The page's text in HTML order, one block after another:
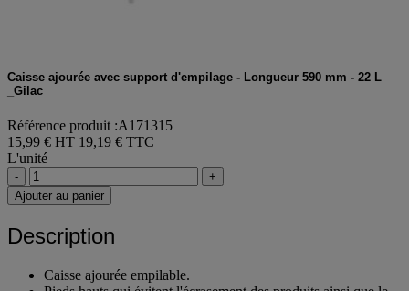
Caisse ajourée avec support d'empilage - Longueur 590 mm - 22 L
Référence produit :A171315
15,99 € HT
L'unité
-
Description